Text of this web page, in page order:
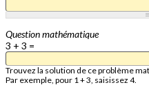
Question mathématique
3 + 3 =
Trouvez la solution de ce problème
Par exemple, pour 1 + 3, saisissez 4.